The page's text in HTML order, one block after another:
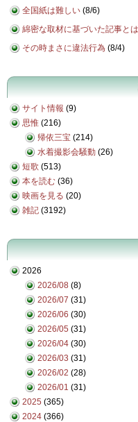
全国紙は難しい (8/6)
綿密な取材に基づいた記事とは
その時まさに違法行為 (8/4)
サイト情報 (9)
思惟 (216)
帰依三宝 (214)
水着撮影会騒動 (26)
短歌 (513)
本を読む (36)
映画を見る (20)
雑記 (3192)
2026
2026/08 (8)
2026/07 (31)
2026/06 (30)
2026/05 (31)
2026/04 (30)
2026/03 (31)
2026/02 (28)
2026/01 (31)
2025 (365)
2024 (366)